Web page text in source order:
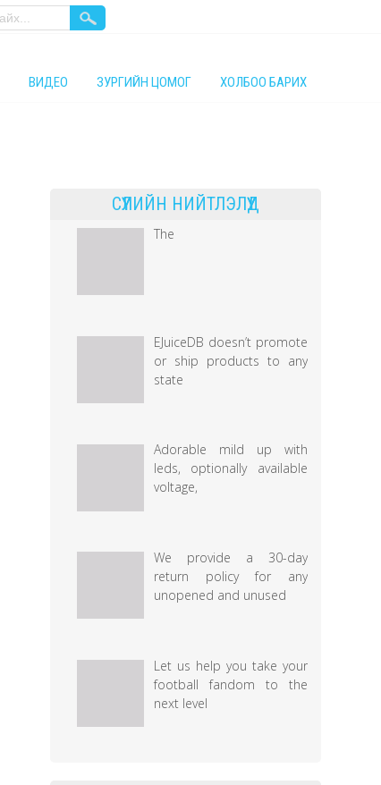
ВИДЕО ЗУРГИЙН ЦОМОГ ХОЛБОО БАРИХ
СҮҮЛИЙН НИЙТЛЭЛҮҮД
The
EJuiceDB doesn’t promote
or ship products to any
state
Adorable mild up with
leds, optionally available
voltage,
We provide a 30-day
return policy for any
unopened and unused
Let us help you take your
football fandom to the
next level